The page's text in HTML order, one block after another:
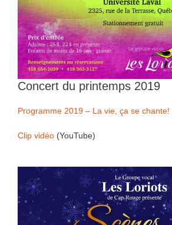
Concert du printemps 2019
Programme 2019 – La vie, ça se chante!
Clip vidéo (YouTube)